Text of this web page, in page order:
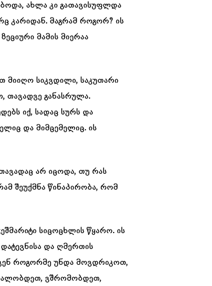
ახლა კი გათავისუფლდა
კარიდან. მაგრამ როგორ? ის
მამის მიერაა
მიიღო სიკვდილი, საკუთარი
თავადვე განასრულა.
იქ, სადაც სურს და
და მიმცემელიც. ის
არ იცოდა, თუ რას
შეუქმნა წინაპირობა, რომ
სიცოცხლის წყარო. ის
და ღმერთის
როგორმე უნდა მოვდრიკოთ,
ვშრომობდეთ,